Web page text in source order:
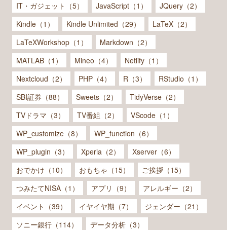
IT・ガジェット（5）
JavaScript（1）
JQuery（2）
Kindle（1）
Kindle Unlimited（29）
LaTeX（2）
LaTeXWorkshop（1）
Markdown（2）
MATLAB（1）
Mineo（4）
Netlify（1）
Nextcloud（2）
PHP（4） R（3）
RStudio（1）
SBI証券（88）
Sweets（2）
TidyVerse（2）
TVドラマ（3）
TV番組（2）
VScode（1）
WP_customize（8）
WP_function（6）
WP_plugin（3）
Xperia（2）
Xserver（6）
おでかけ（10）
おもちゃ（15）
ご挨拶（15）
つみたてNISA（1）
アプリ（9）
アレルギー（2）
イベント（39）
イヤイヤ期（7）
ジェンダー（21）
ソニー銀行（114）
データ分析（3）